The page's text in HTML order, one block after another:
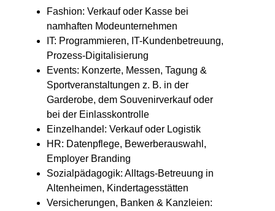
Fashion: Verkauf oder Kasse bei
namhaften Modeunternehmen
IT: Programmieren, IT-Kundenbetreuung,
Prozess-Digitalisierung
Events: Konzerte, Messen, Tagung &
Sportveranstaltungen z. B. in der
Garderobe, dem Souvenirverkauf oder
bei der Einlasskontrolle
Einzelhandel: Verkauf oder Logistik
HR: Datenpflege, Bewerberauswahl,
Employer Branding
Sozialpädagogik: Alltags-Betreuung in
Altenheimen, Kindertagesstätten
Versicherungen, Banken & Kanzleien: